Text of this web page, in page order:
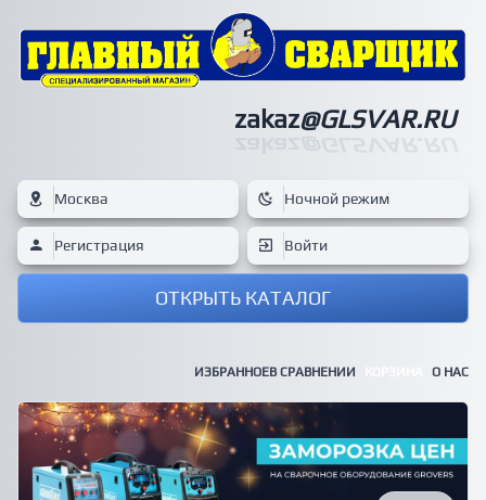
zakaz@GLSVAR.RU
Москва Ночной режим
Регистрация Войти
ОТКРЫТЬ КАТАЛОГ
ИЗБРАННОЕВ СРАВНЕНИИ О НАС